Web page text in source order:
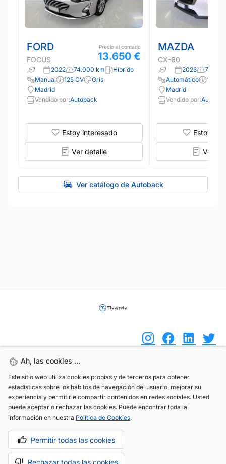
FORD
FOCUS
Precio al contado
13.650 €
2022 74.000 km
Híbrido
Manual
125 CV
Gris
Madrid
Vendido por:Autoback
Estoy interesado
Ver detalle
MAZDA
CX-60
2023
Automático
199 CV
Madrid
Vendido por:
Estoy
Ver
Ver catálogo de Autoback
Ah, las cookies ...
Este sitio web utiliza cookies propias y de terceros para obtener
estadísticas sobre los hábitos de navegación del usuario, mejorar su
experiencia y permitirle compartir contenidos en redes sociales. Usted
puede aceptar o rechazar las cookies. Puede encontrar toda la
información en nuestra Política de Cookies.
Permitir todas las cookies
Rechazar todas las cookies
Ah, las cookies ...
Este sitio web utiliza cookies propias y de terceros para obtener
estadísticas sobre los hábitos de navegación del usuario, mejorar su
experiencia y permitirle compartir contenidos en redes sociales. Usted
puede aceptar o rechazar las cookies. Puede encontrar toda la
información en nuestra Política de Cookies.
Permitir todas las cookies
Rechazar todas las cookies
(+34) 744 408 070
info@motoreto.com
Aviso legal Política de cookies